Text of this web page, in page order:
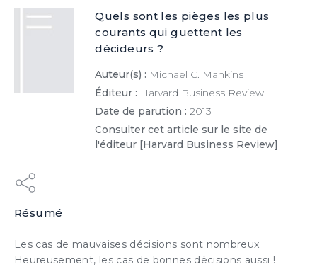
Quels sont les pièges les plus
courants qui guettent les
décideurs ?
Auteur(s) : Michael C. Mankins
Éditeur : Harvard Business Review
Date de parution : 2013
Consulter cet article sur le site de
l'éditeur [Harvard Business Review]
Résumé
Les cas de mauvaises décisions sont nombreux.
Heureusement, les cas de bonnes décisions aussi !